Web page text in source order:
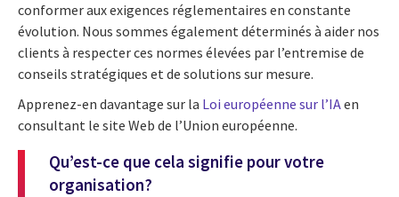
conformer aux exigences réglementaires en constante
évolution. Nous sommes également déterminés à aider nos
clients à respecter ces normes élevées par l’entremise de
conseils stratégiques et de solutions sur mesure.
Apprenez-en davantage sur la Loi européenne sur l’IAen
consultant le site Web de l’Union européenne.
Qu’est-ce que cela signifie pour votre
organisation?